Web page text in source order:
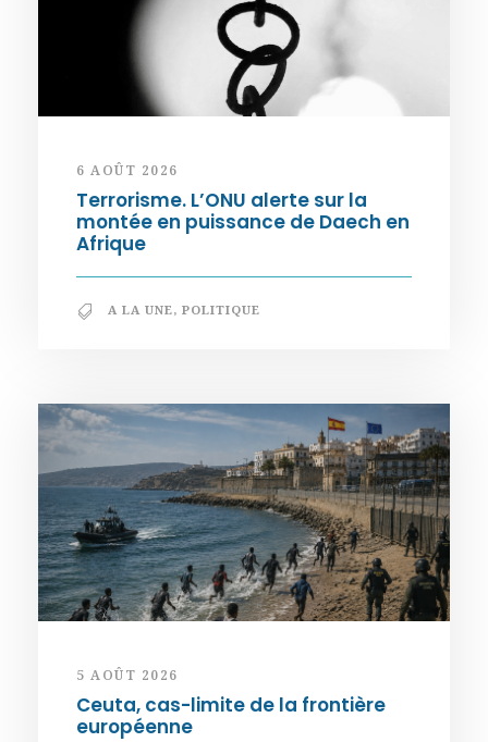
6 AOÛT 2026
Terrorisme. L’ONU alerte sur la
montée en puissance de Daech en
Afrique
A LA UNE, POLITIQUE
5 AOÛT 2026
Ceuta, cas-limite de la frontière
européenne